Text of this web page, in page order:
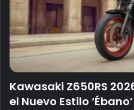
Kawasaki Z650RS
el Nuevo Estilo ‘Ébano’